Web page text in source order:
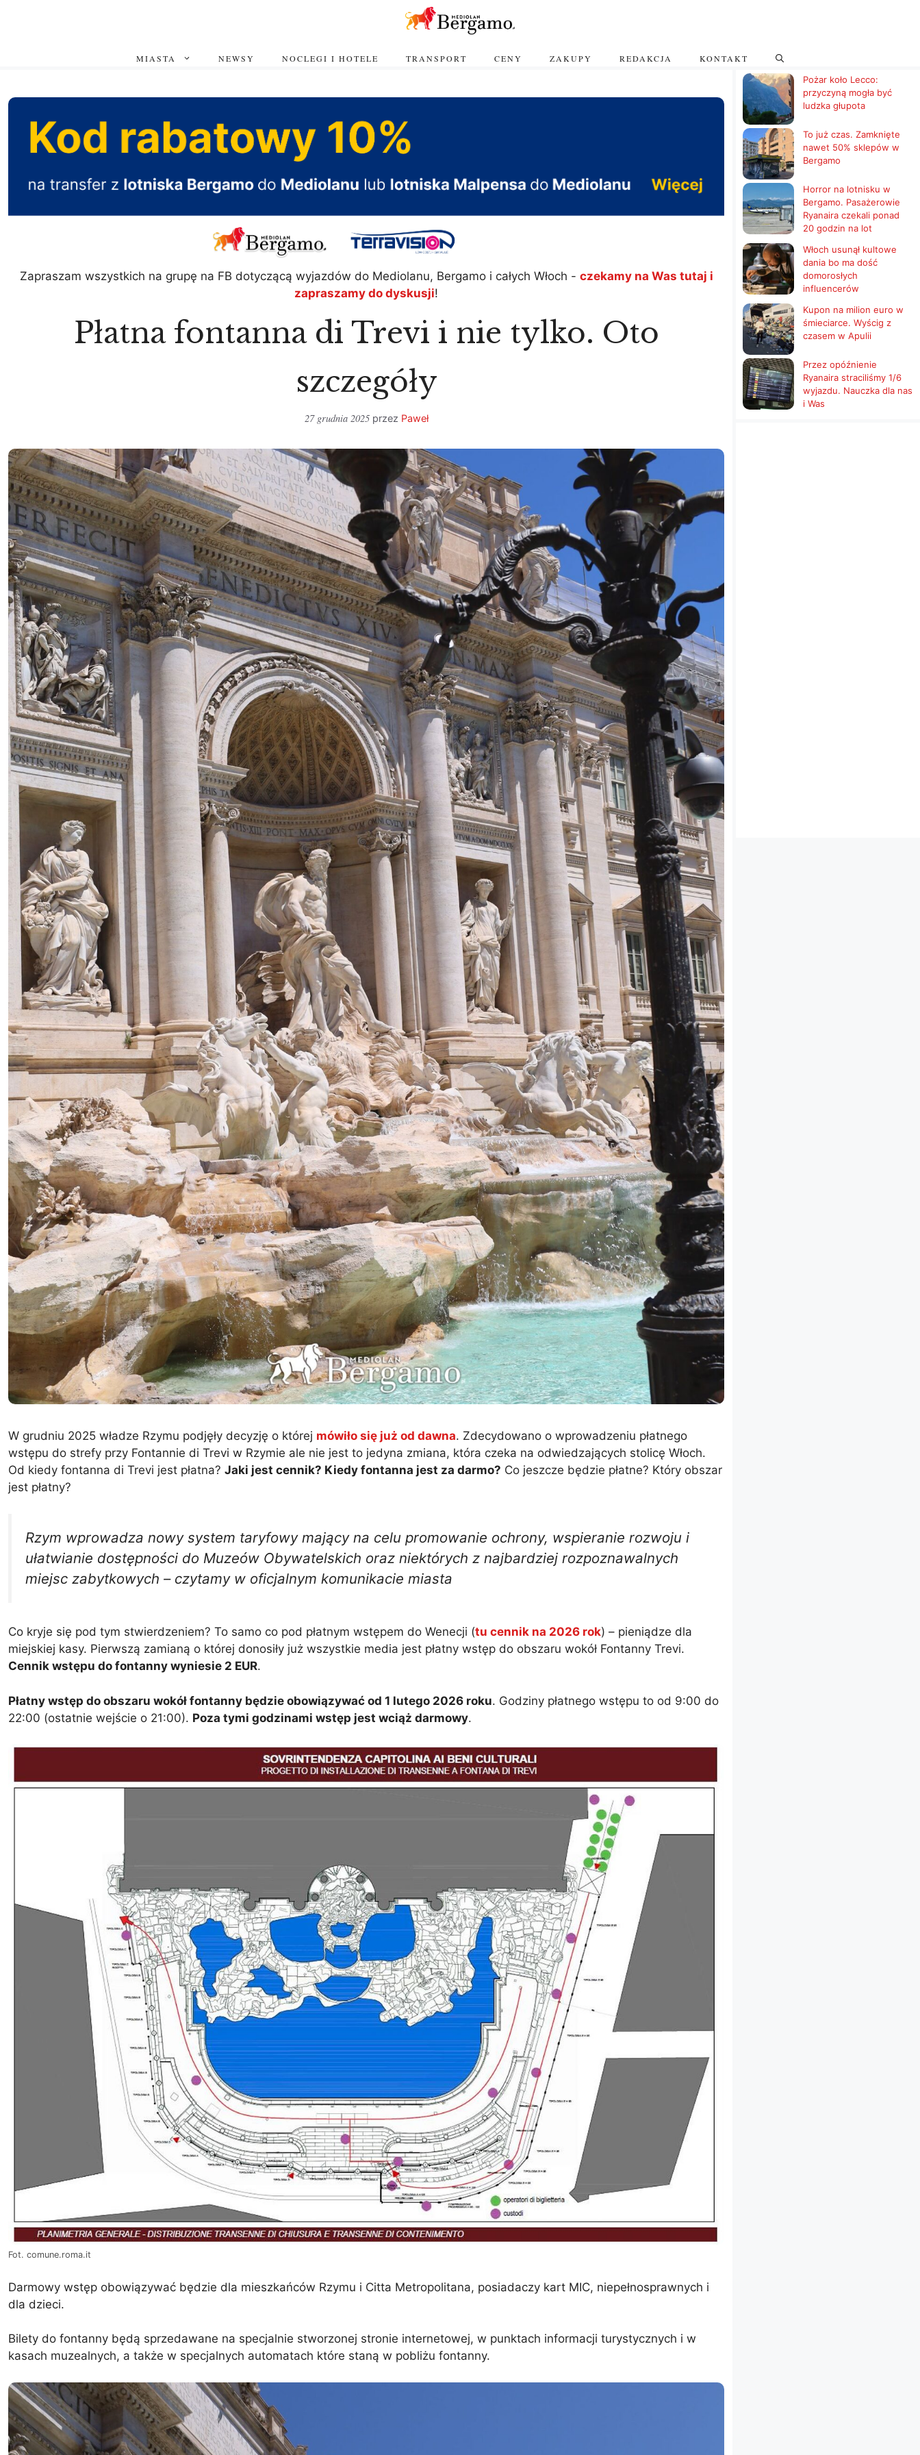
MIASTA NEWSY NOCLEGI I HOTELE TRANSPORT CENY ZAKUPY REDAKCJA KONTAKT
Zapraszam wszystkich na grupę na FB dotyczącą wyjazdów do Mediolanu, Bergamo i całych Włoch - czekamy na Was tutaj i
zapraszamy do dyskusji!
Płatna fontanna di Trevi i nie tylko. Oto
szczegóły
27 grudnia 2025 przez Paweł
W grudniu 2025 władze Rzymu podjęły decyzję o której mówiło się już od dawna. Zdecydowano o wprowadzeniu płatnego
wstępu do strefy przy Fontannie di Trevi w Rzymie ale nie jest to jedyna zmiana, która czeka na odwiedzających stolicę Włoch.
Od kiedy fontanna di Trevi jest płatna? Jaki jest cennik? Kiedy fontanna jest za darmo? Co jeszcze będzie płatne? Który obszar
jest płatny?
Rzym wprowadza nowy system taryfowy mający na celu promowanie ochrony, wspieranie rozwoju i
ułatwianie dostępności do Muzeów Obywatelskich oraz niektórych z najbardziej rozpoznawalnych
miejsc zabytkowych – czytamy w oficjalnym komunikacie miasta
Co kryje się pod tym stwierdzeniem? To samo co pod płatnym wstępem do Wenecji (tu cennik na 2026 rok) – pieniądze dla
miejskiej kasy. Pierwszą zamianą o której donosiły już wszystkie media jest płatny wstęp do obszaru wokół Fontanny Trevi.
Cennik wstępu do fontanny wyniesie 2 EUR.
Płatny wstęp do obszaru wokół fontanny będzie obowiązywać od 1 lutego 2026 roku. Godziny płatnego wstępu to od 9:00 do
22:00 (ostatnie wejście o 21:00). Poza tymi godzinami wstęp jest wciąż darmowy.
Fot. comune.roma.it
Darmowy wstęp obowiązywać będzie dla mieszkańców Rzymu i Citta Metropolitana, posiadaczy kart MIC, niepełnosprawnych i
dla dzieci.
Bilety do fontanny będą sprzedawane na specjalnie stworzonej stronie internetowej, w punktach informacji turystycznych i w
kasach muzealnych, a także w specjalnych automatach które staną w pobliżu fontanny.
Pożar koło Lecco:
przyczyną mogła być
ludzka głupota
To już czas. Zamknięte
nawet 50% sklepów w
Bergamo
Horror na lotnisku w
Bergamo. Pasażerowie
Ryanaira czekali ponad
20 godzin na lot
Włoch usunął kultowe
dania bo ma dość
domorosłych
influencerów
Kupon na milion euro w
śmieciarce. Wyścig z
czasem w Apulii
Przez opóźnienie
Ryanaira straciliśmy 1/6
wyjazdu. Nauczka dla nas
i Was